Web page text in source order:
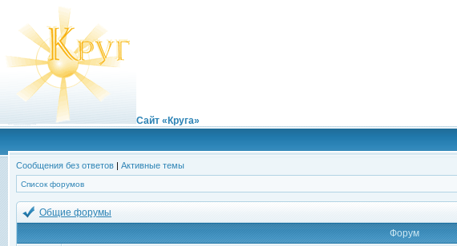
Сайт «Круга»
Сообщения без ответов | Активные темы
Список форумов
Общие форумы
Форум